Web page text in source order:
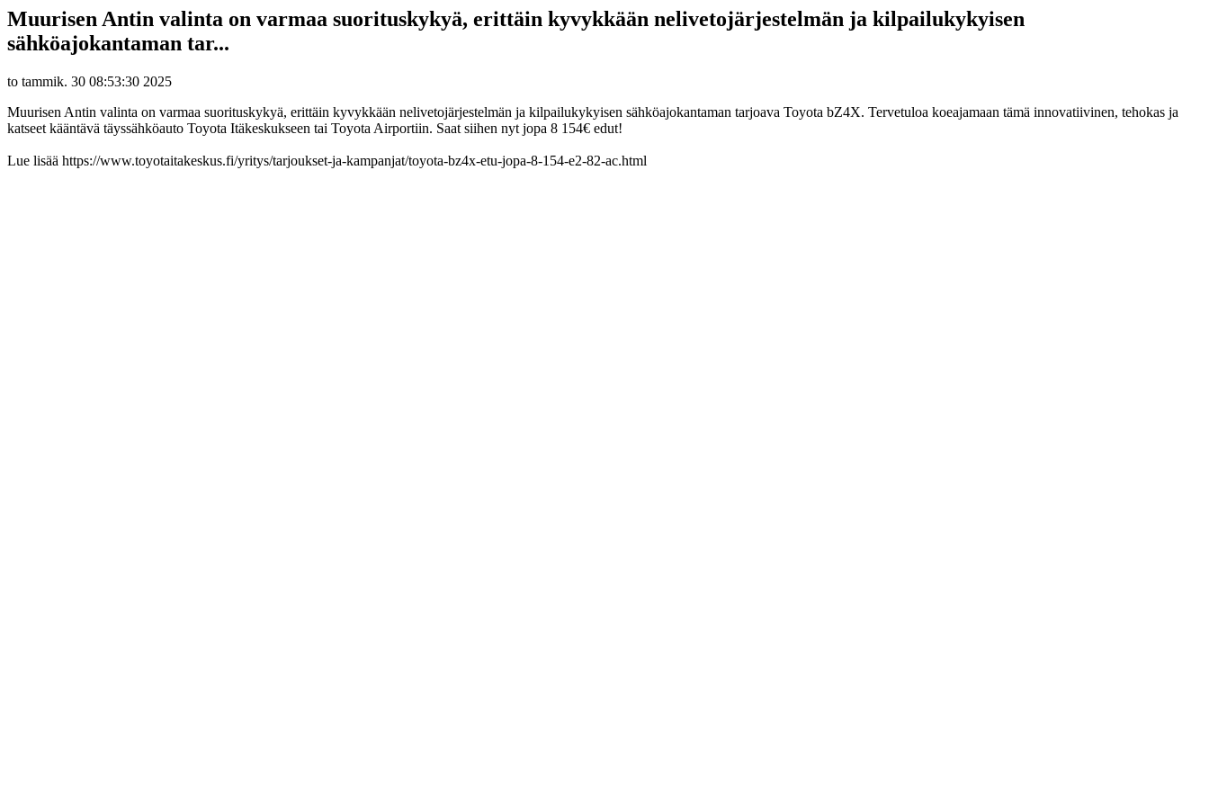
Muurisen Antin valinta on varmaa suorituskykyä, erittäin kyvykkään nelivetojärjestelmän ja kilpailukykyisen
sähköajokantaman tar...
to tammik. 30 08:53:30 2025
Muurisen Antin valinta on varmaa suorituskykyä, erittäin kyvykkään nelivetojärjestelmän ja kilpailukykyisen sähköajokantaman tarjoava Toyota bZ4X. Tervetuloa koeajamaan tämä innovatiivinen, tehokas ja
katseet kääntävä täyssähköauto Toyota Itäkeskukseen tai Toyota Airportiin. Saat siihen nyt jopa 8 154€ edut!
Lue lisää https://www.toyotaitakeskus.fi/yritys/tarjoukset-ja-kampanjat/toyota-bz4x-etu-jopa-8-154-e2-82-ac.html